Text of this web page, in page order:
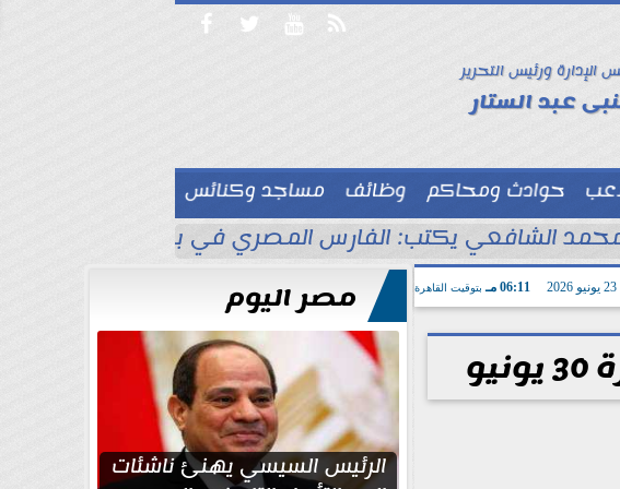
   
ورئيس التحرير
عبد الستار
حوادث ومحاكم وظائف
مساجد وكنائس

الشافعي يكتب: الفارس المصري في بلاد الأناضول
06:11 مـ بتوقيت القاهرة مصر اليوم
الرئيس السيسي يهنئ ناشئات